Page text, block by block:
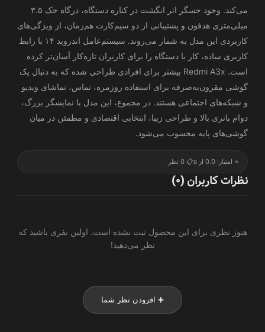
می‌کند. وجود حسگر اثر انگشت در کناره دستگاه، درگاه جک ۳.۵
میلی‌متری هدفون و پشتیبانی از دو سیم‌کارت هم‌زمان، از ویژگی‌های
کاربردی این مدل به شمار می‌روند. سیستم‌عامل اندروید ۱۴ با رابط
کاربری ساده، کار با دستگاه را برای کاربران تازه‌کار آسان‌تر کرده
است. Redmi A3x بیشتر برای افرادی طراحی شده که به دنبال یک
گوشی مقرون‌به‌صرفه برای استفاده روزمره، تماس، تماشای ویدیو
و شبکه‌های اجتماعی هستند. در مجموع، این مدل با نمایشگر بزرگ،
دوام باتری بالا و طراحی زیبا، انتخابی اقتصادی و مطمئن در میان
گوشی‌های پایه محسوب می‌شود.
⭐ امتیاز: 0.0 از ۵ 📋 0 نظر
نظرات کاربران (0)
هنوز نظری برای این محصول ثبت نشده است. اولین نفری باشید که
نظر می‌دهید!
➕ افزودن نظر شما